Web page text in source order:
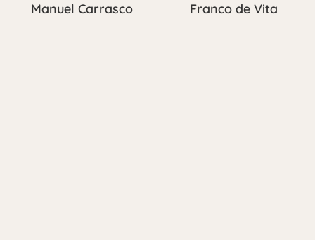
Manuel Carrasco Franco de Vita